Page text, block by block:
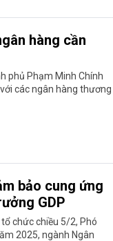
hàng cần
phủ Phạm Minh Chính
các ngân hàng thương
bảo cung ứng
GDP
chức chiều 5/2, Phó
2025, ngành Ngân